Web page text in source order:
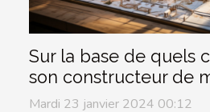
Sur la base de quels
son constructeur de
Mardi 23 janvier 2024 00:12